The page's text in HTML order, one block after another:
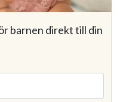
barnen direkt till din